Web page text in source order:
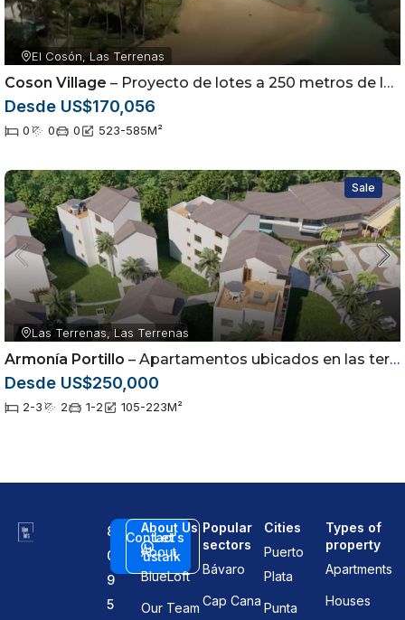
El Cosón, Las Terrenas
Coson Village – Proyecto de lotes a 250 metros de la playa
Desde US$170,056
0 0 0 523-585M²
Sale
Las Terrenas, Las Terrenas
Armonía Portillo – Apartamentos ubicados en las terrenas Samaná
Desde US$250,000
2-3 2 1-2 105-223M²
8
0
9
5
Contact
us
Let's
talk
About Us
About
BlueLoft
Our Team
Popular
sectors
Bávaro
Cap Cana
Cities
Puerto
Plata
Punta
Types of
property
Apartments
Houses